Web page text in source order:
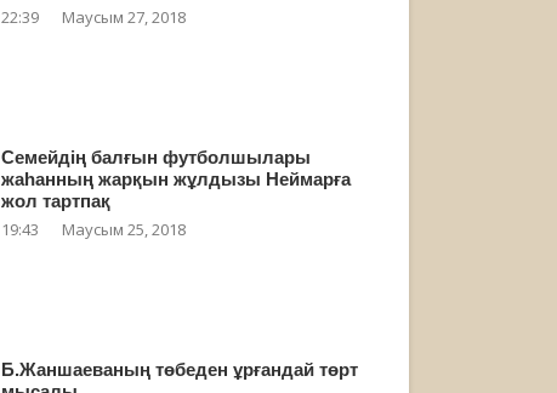
22:39 Маусым 27, 2018
Семейдің балғын футболшылары
жаһанның жарқын жұлдызы Неймарға
жол тартпақ
19:43 Маусым 25, 2018
Б.Жаншаеваның төбеден ұрғандай төрт